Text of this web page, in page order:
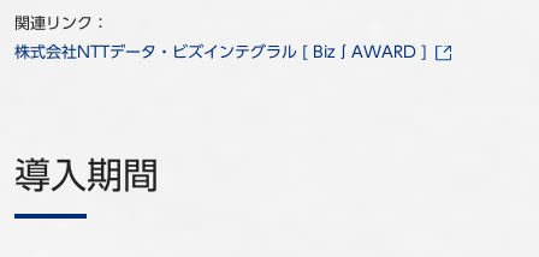
関連リンク：
株式会社NTTデータ・ビズインテグラル [ Biz∫AWARD ]
導入期間